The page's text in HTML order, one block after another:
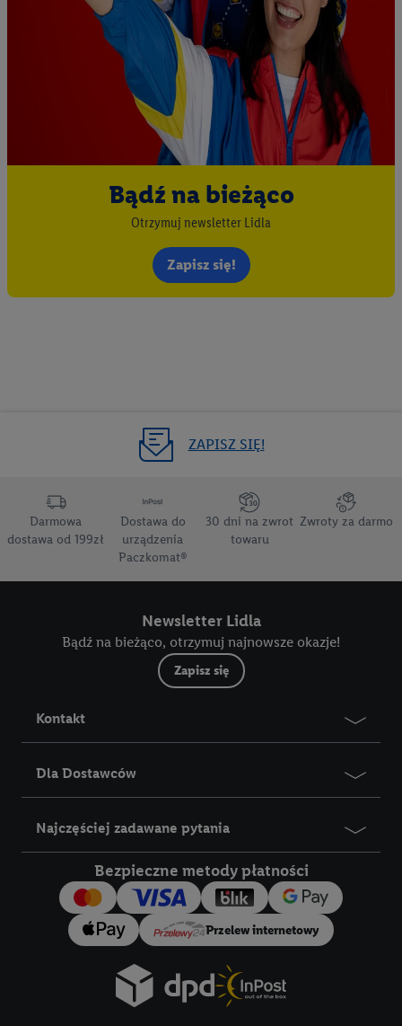
Bądź na bieżąco
Otrzymuj newsletter Lidla
Zapisz się!
ZAPISZ SIĘ!
Darmowa
dostawa od 199zł
Dostawa do
urządzenia
Paczkomat®
30 dni na zwrot
towaru
Zwroty za darmo
Newsletter Lidla
Bądź na bieżąco, otrzymuj najnowsze okazje!
Zapisz się
Kontakt
Dla Dostawców
Najczęściej zadawane pytania
Bezpieczne metody płatności
Przelew internetowy